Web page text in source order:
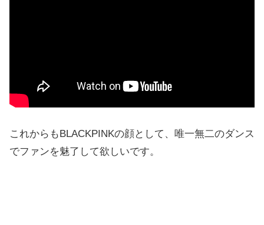
これからもBLACKPINKの顔として、唯一無二のダンス
でファンを魅了して欲しいです。